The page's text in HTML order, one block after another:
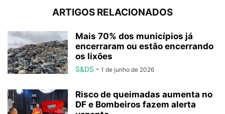
ARTIGOS RELACIONADOS
Mais 70% dos municípios já
encerraram ou estão encerrando
os lixões
S&DS - 1 de junho de 2026
Risco de queimadas aumenta no
DF e Bombeiros fazem alerta